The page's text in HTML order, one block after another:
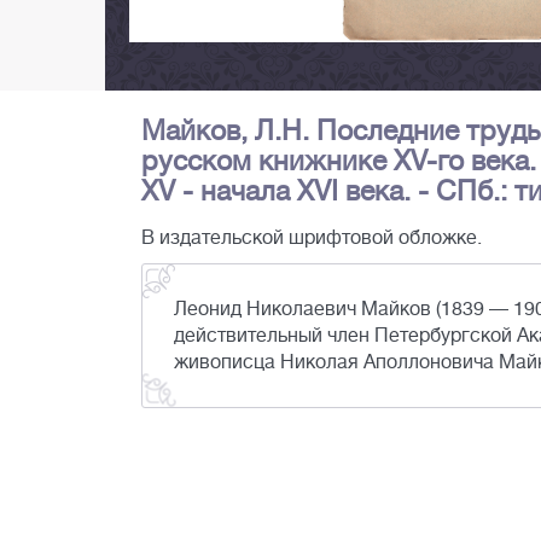
Майков, Л.Н. Последние
русском книжнике XV-го
XV - начала XVI века. - СПб.:
В издательской шрифтовой обложке.
Леонид Николаевич Майков (1839 —
действительный член Петербургской
живописца Николая Аполлоновича